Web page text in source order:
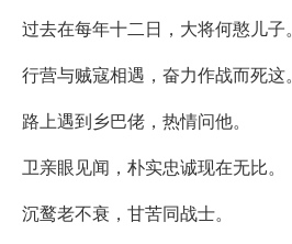
过去在每年十二日，大将何憨儿子。
行营与贼寇相遇，奋力作战而死这。
路上遇到乡巴佬，热情问他。
卫亲眼见闻，朴实忠诚现在无比。
沉鹜老不衰，甘苦同战士。